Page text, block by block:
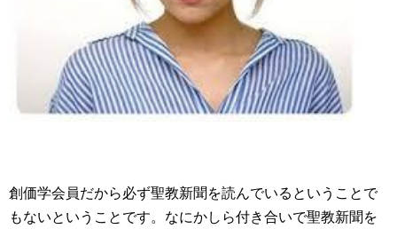
創価学会員だから必ず聖教新聞を読んでいるということで
もないということです。なにかしら付き合いで聖教新聞を